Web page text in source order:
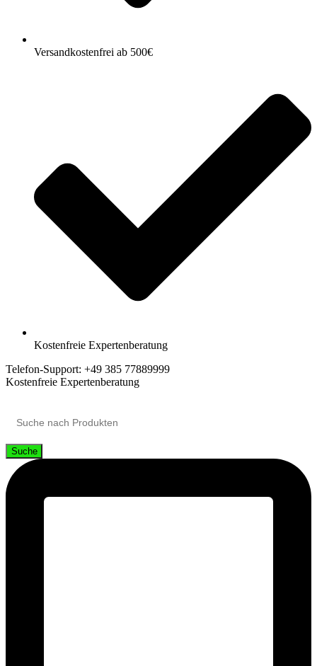
Versandkostenfrei ab 500€
Kostenfreie Expertenberatung
Telefon-Support: +49 385 77889999
Kostenfreie Expertenberatung
Suche